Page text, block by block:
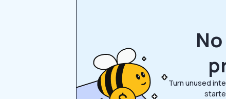
Turn unused